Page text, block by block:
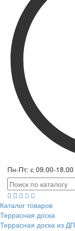
Пн-Пт: с 09.00-
Каталог товаров
Террасная доска
Террасная доска из